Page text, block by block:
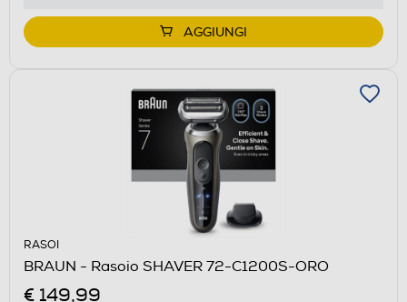
AGGIUNGI
RASOI
BRAUN - Rasoio SHAVER 72-C1200S-ORO
€ 149,99